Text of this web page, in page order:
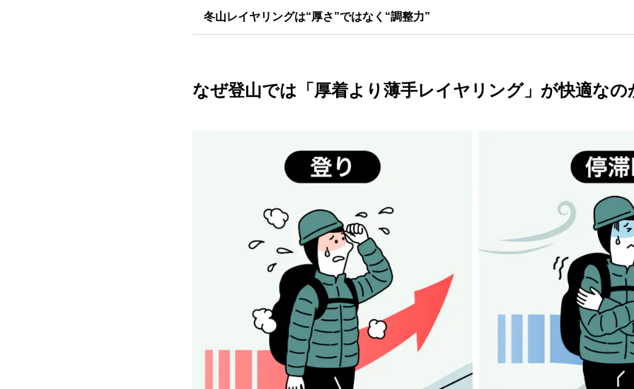
冬山レイヤリングは“厚さ”ではなく“調整力”
なぜ登山では「厚着より薄手レイヤリング」が快適なの